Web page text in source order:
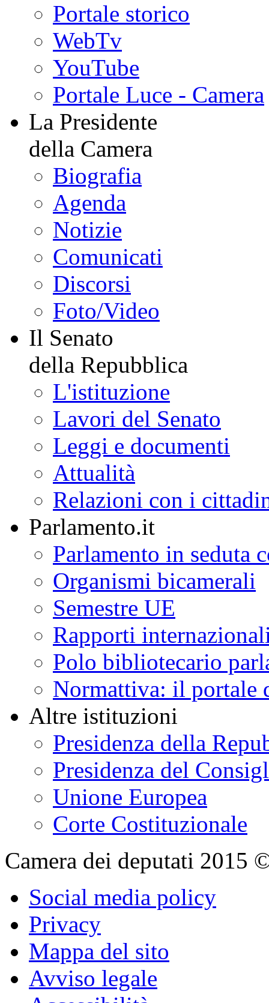
Portale storico
WebTv
YouTube
Portale Luce - Camera
La Presidente
della Camera
Biografia
Agenda
Notizie
Comunicati
Discorsi
Foto/Video
Il Senato
della Repubblica
L'istituzione
Lavori del Senato
Leggi e documenti
Attualità
Relazioni con i
Parlamento.it
Parlamento in seduta
Organismi bicamerali
Semestre UE
Rapporti
Polo bibliotecario
Normattiva: il portale
Altre istituzioni
Presidenza della
Presidenza del
Unione Europea
Corte Costituzionale
Camera dei deputati
Social media policy
Privacy
Mappa del sito
Avviso legale